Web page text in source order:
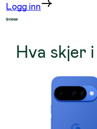
Logg inn
Hva skjer